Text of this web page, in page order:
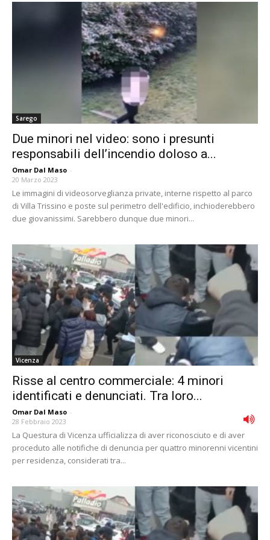
Sarego
Due minori nel video: sono i presunti
responsabili dell’incendio doloso a...
Omar Dal Maso -
20 Marzo 2023
Le immagini di videosorveglianza private, interne rispetto al parco
di Villa Trissino e poste sul perimetro dell'edificio, inchioderebbero
due giovanissimi. Sarebbero dunque due minori...
Vicenza
Risse al centro commerciale: 4 minori
identificati e denunciati. Tra loro...
Omar Dal Maso -
28 Febbraio 2023
La Questura di Vicenza ufficializza di aver riconosciuto e di aver
proceduto alle notifiche di denuncia per quattro minorenni vicentini
per residenza, considerati tra...